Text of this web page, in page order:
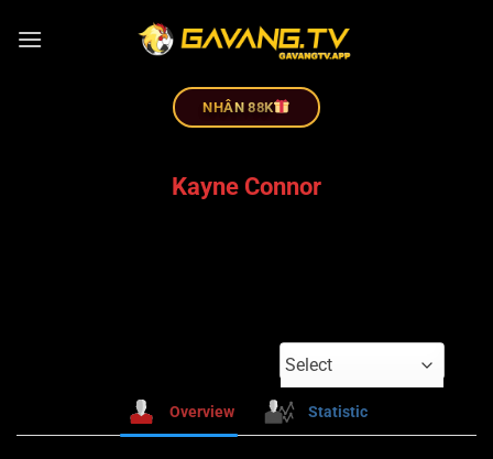
NHÂN 88K
Kayne Connor
Select
Overview Statistic